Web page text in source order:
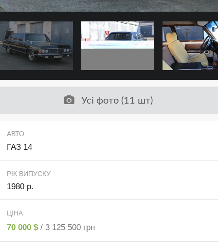
Усі фото (11 шт)
АВТО
ГАЗ 14
РІК ВИПУСКУ
1980 р.
ЦІНА
70 000 $ / 3 125 500 грн